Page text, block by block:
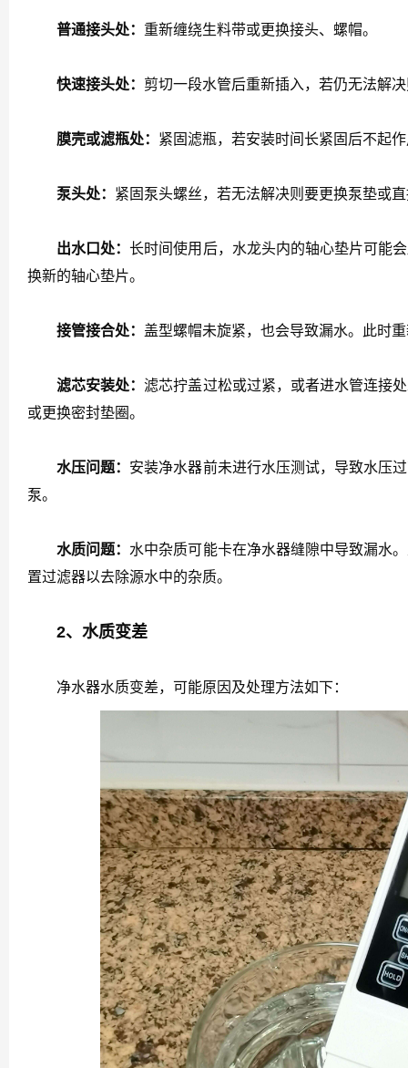
普通接头处： 重新缠绕生料带或更换接头、螺帽。
快速接头处： 剪切一段水管后重新插入，若仍无法解
膜壳或滤瓶处： 紧固滤瓶，若安装时间长紧固后不起作
泵头处： 紧固泵头螺丝，若无法解决则要更换泵垫或
出水口处：长时间使用后，水龙头内的轴心垫片可能
换新的轴心垫片。
接管接合处： 盖型螺帽未旋紧，也会导致漏水。此时
滤芯安装处：滤芯拧盖过松或过紧，或者进水管连接
或更换密封垫圈。
水压问题： 安装净水器前未进行水压测试，导致水压
泵。
水质问题： 水中杂质可能卡在净水器缝隙中导致漏水
置过滤器以去除源水中的杂质。
2、水质变差
净水器水质变差，可能原因及处理方法如下：